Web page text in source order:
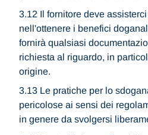
3.12 Il fornitore deve
nell'ottenere i benefici
fornirà qualsiasi
richiesta al riguardo, in
origine.
3.13 Le pratiche per lo
pericolose ai sensi dei
in genere da svolgersi